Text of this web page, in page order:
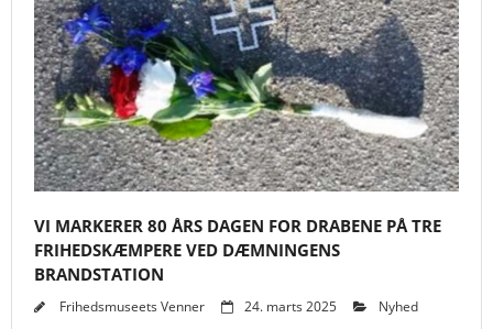
VI MARKERER 80 ÅRS DAGEN FOR DRABENE PÅ TRE
FRIHEDSKÆMPERE VED DÆMNINGENS
BRANDSTATION
Frihedsmuseets Venner 24. marts 2025 Nyhed